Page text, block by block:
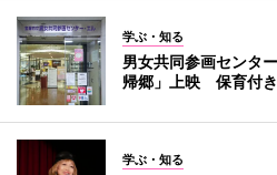
学ぶ・知る
男女共同参画センタ
帰郷」上映 保育付
学ぶ・知る